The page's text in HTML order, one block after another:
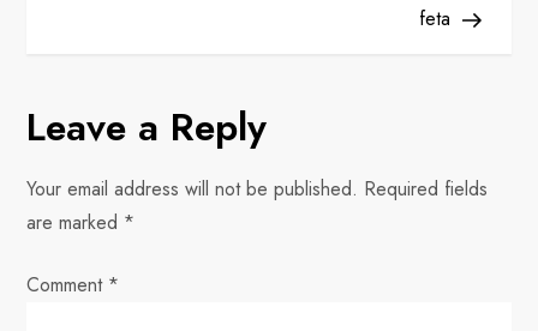
t
n
a
v
feta
Leave a Reply
Your email address will not be published. Required fields
are marked *
Comment *